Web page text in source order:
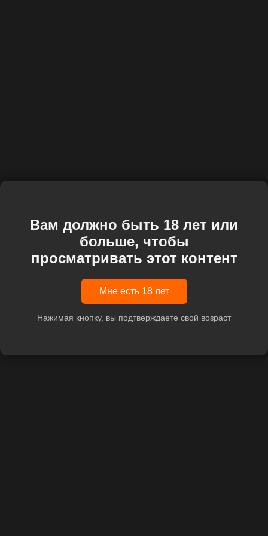
Вам должно быть 18 лет или
больше, чтобы
просматривать этот контент
Мне есть 18 лет
Нажимая кнопку, вы подтверждаете свой возраст